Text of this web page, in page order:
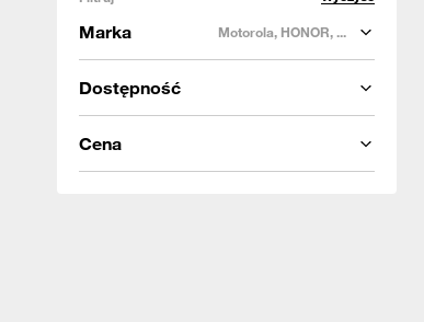
Marka Motorola, HONOR, ...
Dostępność
Cena